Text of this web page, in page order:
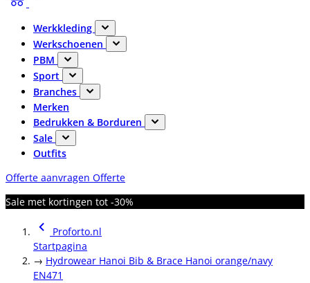
Werkkleding
Werkschoenen
PBM
Sport
Branches
Merken
Bedrukken & Borduren
Sale
Outfits
Offerte aanvragen Offerte
Sale met kortingen tot -30%
Proforto.nl
Startpagina
→ Hydrowear Hanoi Bib & Brace Hanoi orange/navy
EN471